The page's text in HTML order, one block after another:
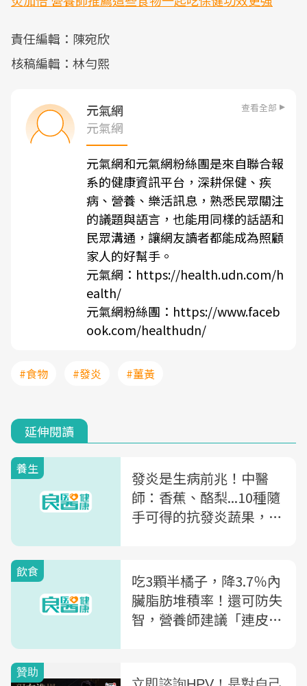
責任編輯：陳宛欣
核稿編輯：林勻熙
元氣網 查看全部
元氣網
元氣網和元氣網粉絲團是來自聯合報
系的健康資訊平台，深耕保健、疾
病、營養、樂活訊息，熟悉民眾關注
的議題與語言，也能用同樣的話語和
民眾溝通，讓網友讀者都能成為照顧
家人的好幫手。
元氣網： https://health.udn.com/h
ealth/
元氣網粉絲團： https://www.faceb
ook.com/healthudn/
#食物 #發炎 #薑黃
延伸閱讀
養生
發炎是生病前兆！中醫
師：香蕉、酪梨...10種隨
手可得的抗發炎蔬果，你
飲食
吃3顆半橘子，降3.7％內
臟脂肪堆積率！還可防失
智，營養師建議「連皮這